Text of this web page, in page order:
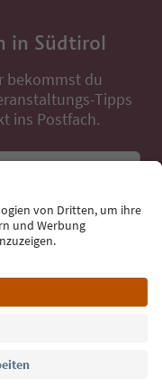
in Südtirol
bekommst du
Tipps
ins Postfach.